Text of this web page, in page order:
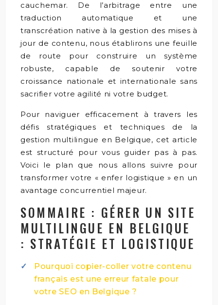
cauchemar. De l’arbitrage entre une
traduction automatique et une
transcréation native à la gestion des mises à
jour de contenu, nous établirons une feuille
de route pour construire un système
robuste, capable de soutenir votre
croissance nationale et internationale sans
sacrifier votre agilité ni votre budget.
Pour naviguer efficacement à travers les
défis stratégiques et techniques de la
gestion multilingue en Belgique, cet article
est structuré pour vous guider pas à pas.
Voici le plan que nous allons suivre pour
transformer votre « enfer logistique » en un
avantage concurrentiel majeur.
SOMMAIRE : GÉRER UN SITE
MULTILINGUE EN BELGIQUE
: STRATÉGIE ET LOGISTIQUE
Pourquoi copier-coller votre contenu
français est une erreur fatale pour
votre SEO en Belgique ?